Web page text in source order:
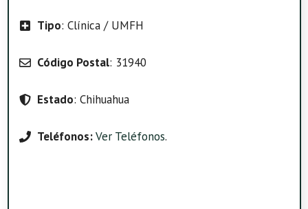
Tipo: Clínica / UMFH
Código Postal: 31940
Estado: Chihuahua
Teléfonos:Ver Teléfonos.